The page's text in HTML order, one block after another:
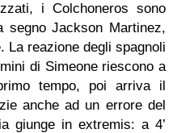
i Colchoneros sono
segno Jackson Martinez,
La reazione degli spagnoli
di Simeone riescono a
tempo, poi arriva il
anche ad un errore del
giunge in extremis: a 4’